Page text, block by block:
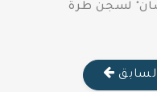
لسجن طرة